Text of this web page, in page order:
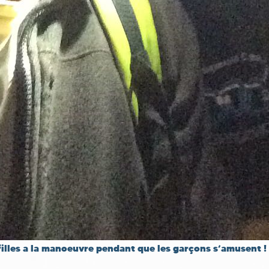
a la manoeuvre pendant que les garçons s’amusent !